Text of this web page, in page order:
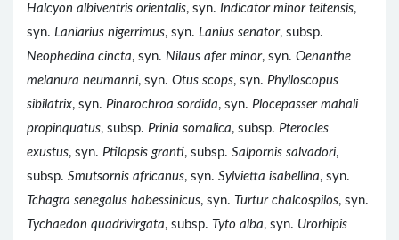
Halcyon albiventris orientalis, syn. Indicator minor teitensis,
syn. Laniarius nigerrimus, syn. Lanius senator, subsp.
Neophedina cincta, syn. Nilaus afer minor, syn. Oenanthe
melanura neumanni, syn. Otus scops, syn. Phylloscopus
sibilatrix, syn. Pinarochroa sordida, syn. Plocepasser mahali
propinquatus, subsp. Prinia somalica, subsp. Pterocles
exustus, syn. Ptilopsis granti, subsp. Salpornis salvadori,
subsp. Smutsornis africanus, syn. Sylvietta isabellina, syn.
Tchagra senegalus habessinicus, syn. Turtur chalcospilos, syn.
Tychaedon quadrivirgata, subsp. Tyto alba, syn. Urorhipis